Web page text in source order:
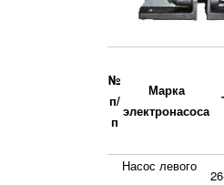
№
п/
п
Марка
электронасоса
Насос левого